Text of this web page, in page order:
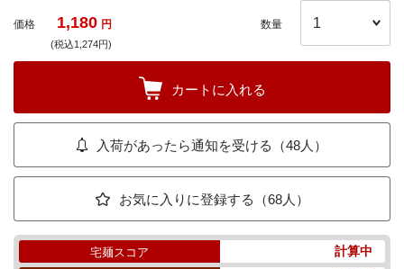
価格 1,180 円
(税込1,274円)
数量
カートに入れる
入荷があったら通知を受ける（48人）
お気に入りに登録する（68人）
宅麺スコア 計算中